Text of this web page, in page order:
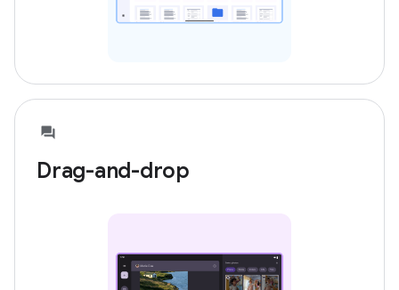
Drag-and-drop